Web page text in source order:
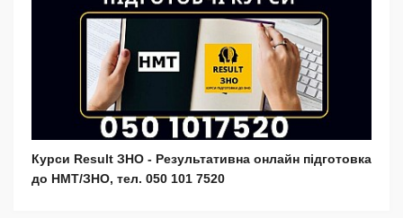
Курси Result ЗНО - Результативна онлайн підготовка
до НМТ/ЗНО, тел. 050 101 7520